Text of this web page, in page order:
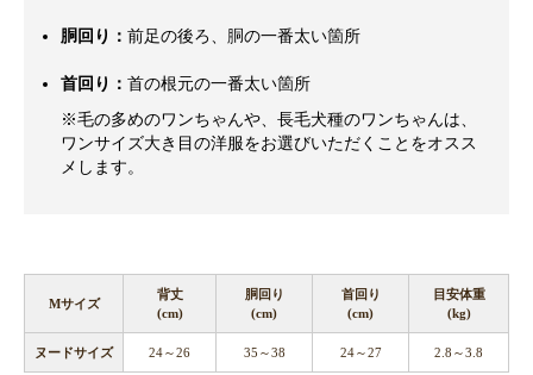
胴回り： 前足の後ろ、胴の一番太い箇所
首回り： 首の根元の一番太い箇所
※毛の多めのワンちゃんや、長毛犬種のワンちゃんは、
ワンサイズ大き目の洋服をお選びいただくことをオスス
メします。
Mサイズ
背丈
(cm)
胴回り
(cm)
首回り
(cm)
目安体重
(kg)
ヌードサイズ 24～26 35～38 24～27 2.8～3.8